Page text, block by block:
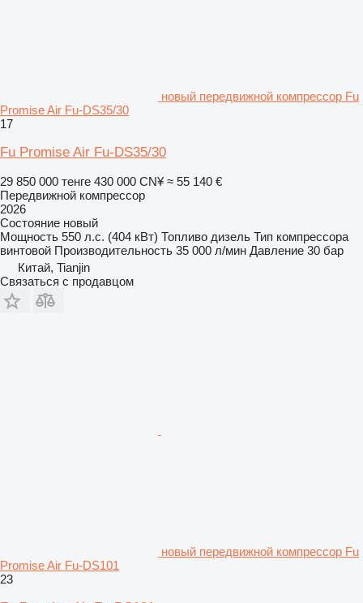
новый передвижной компрессор Fu
Promise Air Fu-DS35/30
17
Fu Promise Air Fu-DS35/30
29 850 000 тенге 430 000 CN¥ ≈ 55 140 €
Передвижной компрессор
2026
Состояние новый
Мощность 550 л.с. (404 кВт) Топливо дизель Тип компрессора
винтовой Производительность 35 000 л/мин Давление 30 бар
Китай, Tianjin
Связаться с продавцом
новый передвижной компрессор Fu
Promise Air Fu-DS101
23